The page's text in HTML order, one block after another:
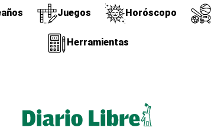
Juegos Horóscopo
Herramientas